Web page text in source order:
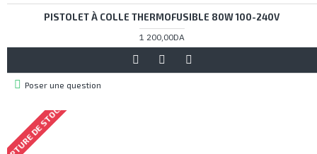
PISTOLET À COLLE THERMOFUSIBLE 80W 100-240V
1 200,00DA
Poser une question
DE STOCK